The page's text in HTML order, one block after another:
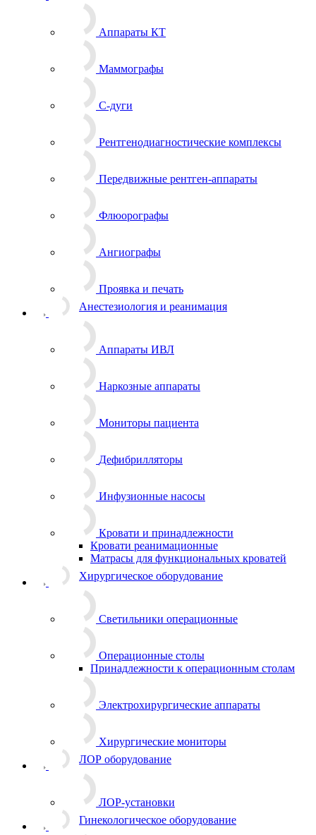
Аппараты КТ
Маммографы
С-дуги
Рентгенодиагностические комплексы
Передвижные рентген-аппараты
Флюорографы
Ангиографы
Проявка и печать
Анестезиология и реанимация
Аппараты ИВЛ
Наркозные аппараты
Мониторы пациента
Дефибрилляторы
Инфузионные насосы
Кровати и принадлежности
Кровати реанимационные
Матрасы для функциональных кроватей
Хирургическое оборудование
Светильники операционные
Операционные столы
Принадлежности к операционным столам
Электрохирургические аппараты
Хирургические мониторы
ЛОР оборудование
ЛОР-установки
Гинекологическое оборудование